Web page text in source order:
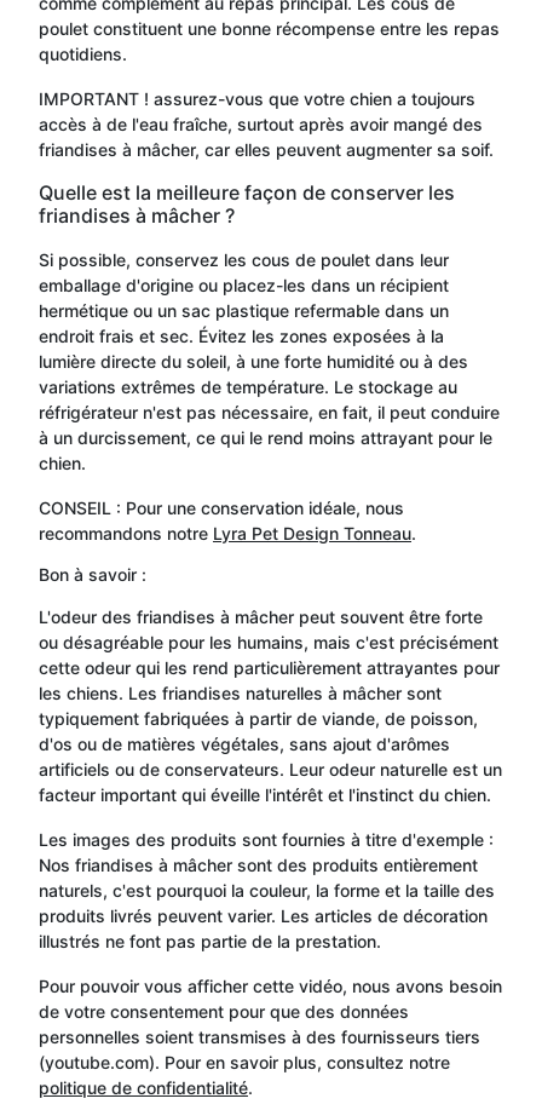
poulet constituent une bonne récompense entre les repas
quotidiens.
IMPORTANT ! assurez-vous que votre chien a toujours
accès à de l'eau fraîche, surtout après avoir mangé des
friandises à mâcher, car elles peuvent augmenter sa soif.
Quelle est la meilleure façon de conserver les
friandises à mâcher ?
Si possible, conservez les cous de poulet dans leur
emballage d'origine ou placez-les dans un récipient
hermétique ou un sac plastique refermable dans un
endroit frais et sec. Évitez les zones exposées à la
lumière directe du soleil, à une forte humidité ou à des
variations extrêmes de température. Le stockage au
réfrigérateur n'est pas nécessaire, en fait, il peut conduire
à un durcissement, ce qui le rend moins attrayant pour le
chien.
CONSEIL : Pour une conservation idéale, nous
recommandons notre Lyra Pet Design Tonneau.
Bon à savoir :
L'odeur des friandises à mâcher peut souvent être forte
ou désagréable pour les humains, mais c'est précisément
cette odeur qui les rend particulièrement attrayantes pour
les chiens. Les friandises naturelles à mâcher sont
typiquement fabriquées à partir de viande, de poisson,
d'os ou de matières végétales, sans ajout d'arômes
artificiels ou de conservateurs. Leur odeur naturelle est un
facteur important qui éveille l'intérêt et l'instinct du chien.
Les images des produits sont fournies à titre d'exemple :
Nos friandises à mâcher sont des produits entièrement
naturels, c'est pourquoi la couleur, la forme et la taille des
produits livrés peuvent varier. Les articles de décoration
illustrés ne font pas partie de la prestation.
Pour pouvoir vous afficher cette vidéo, nous avons besoin
de votre consentement pour que des données
personnelles soient transmises à des fournisseurs tiers
(youtube.com). Pour en savoir plus, consultez notre
politique de confidentialité.